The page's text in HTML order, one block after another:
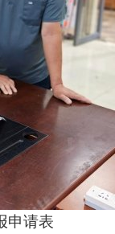
申请表